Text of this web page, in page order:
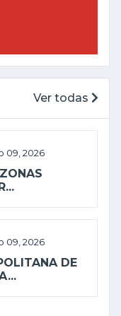
Ver todas
09, 2026
09, 2026
DE